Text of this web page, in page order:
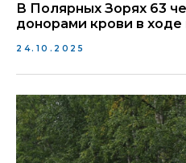
В Полярных Зорях 63
донорами крови в
24.10.2025